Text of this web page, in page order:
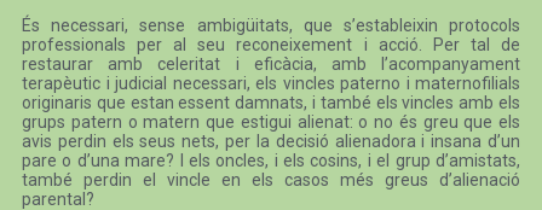
És necessari, sense ambigüitats, que s’estableixin protocols
professionals per al seu reconeixement i acció. Per tal de
restaurar amb celeritat i eficàcia, amb l’acompanyament
terapèutic i judicial necessari, els vincles paterno i maternofilials
originaris que estan essent damnats, i també els vincles amb els
grups patern o matern que estigui alienat: o no és greu que els
avis perdin els seus nets, per la decisió alienadora i insana d’un
pare o d’una mare? I els oncles, i els cosins, i el grup d’amistats,
també perdin el vincle en els casos més greus d’alienació
parental?